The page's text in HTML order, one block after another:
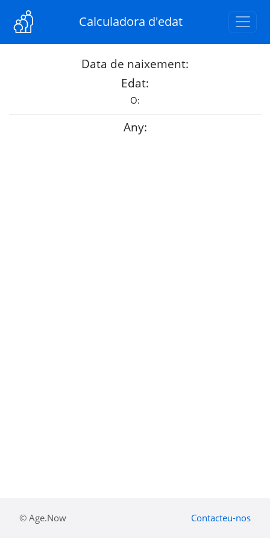
Calculadora d'edat
Data de naixement:
Edat:
O:
Any:
© Age.Now Contacteu-nos